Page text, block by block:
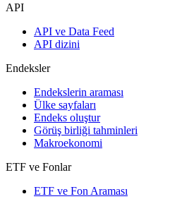
API
API ve Data Feed
API dizini
Endeksler
Endekslerin araması
Ülke sayfaları
Endeks oluştur
Görüş birliği tahminleri
Makroekonomi
ETF ve Fonlar
ETF ve Fon Araması